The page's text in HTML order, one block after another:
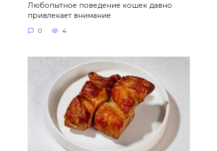
Любопытное поведение кошек давно
привлекает внимание
0 4